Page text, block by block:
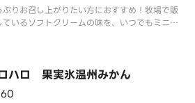
ぷりお召し上がりたい方におすすめ！牧場で販
ているソフトクリームの味を、いつでもミニス
ハロ 果実氷温州みかん